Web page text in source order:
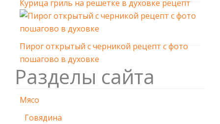
Курица гриль на решетке в духовке рецепт
Пирог открытый с черникой рецепт с фото
пошагово в духовке
Разделы сайта
Мясо
Говядина